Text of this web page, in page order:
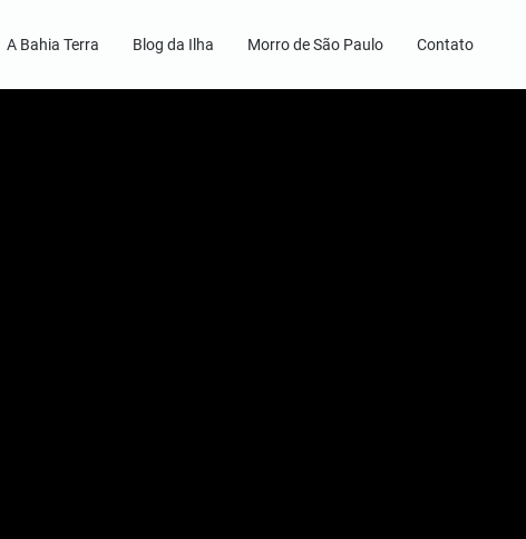
A Bahia Terra Blog da Ilha Morro de São Paulo Contato